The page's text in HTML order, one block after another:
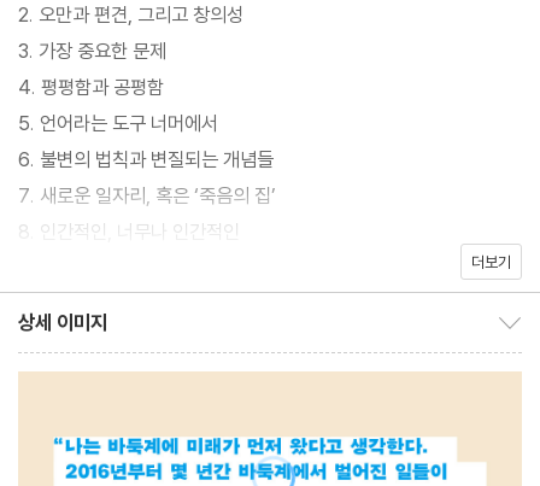
소설과 논픽션을 넘나들며 과학기술이 삶과 사회에 미칠 영향을 탐
구해 온 저널리스트-작가 장강명이 전현직 프로기사 30명과 바둑
전문가 6명을 만나 알파고 이후 바둑계에 ‘먼저 온 미래’를 돌아보
고, 인공지능이 문학계를 비롯한 여러 업계에 가져올 변화를 전망한
르포르타주다. 장강명은 터미네이터가 등장하지 않더라도, 일자리
가 사라지지 않더라도, 인공지능이 전문가의 권위와 자부심을 부수
고, 일과 경험을 변질시키고, 우리가 추구하던 가치를 위협할 수 있
다고 경고한다.
새로운 지식을 받아들이는 차원의 문제가 아니었다. 이들에게 바둑
은 예술이자 철학이었고, 프로기사로서의 삶은 바둑의 최고 권위자
2. 오만과 편견, 그리고 창의성
3. 가장 중요한 문제
4. 평평함과 공평함
5. 언어라는 도구 너머에서
6. 불변의 법칙과 변질되는 개념들
7. 새로운 일자리, 혹은 ‘죽음의 집’
8. 인간적인, 너무나 인간적인
작가의 말
더보기
상세 이미지